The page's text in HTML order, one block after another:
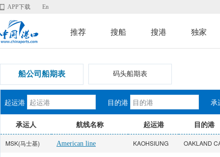
APP下载 En
推荐 搜船 搜港 独家
船公司船期表 码头船期表
起运港 目的港 承
承运人 航线名称 起运港 目的港
MSK(马士基) American line KAOHSIUNG OAKLAND